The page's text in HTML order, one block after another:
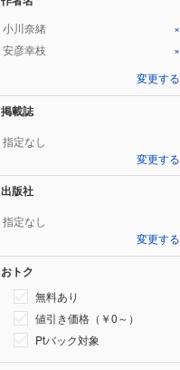
小川奈緒
×
安彦幸枝
×
変更する
掲載誌
指定なし
変更する
出版社
指定なし
変更する
おトク
無料あり
値引き価格（￥0～）
Ptバック対象